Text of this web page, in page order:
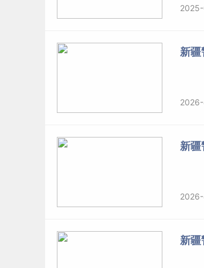
第十八条学院本科提前批次在未合
制分数线。
对于所报专业已满且又不愿服从调
新
新疆
新疆